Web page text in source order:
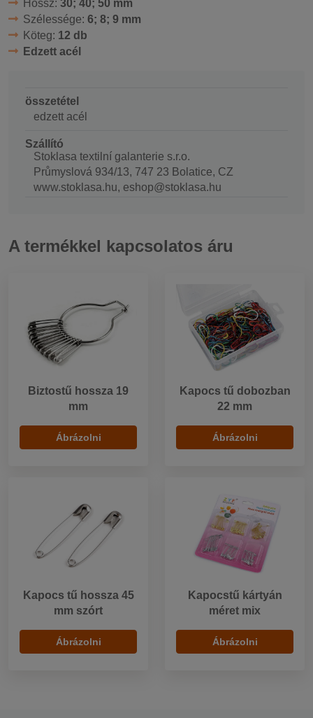
Hossz: 30; 40; 50 mm
Szélessége: 6; 8; 9 mm
Köteg: 12 db
Edzett acél
összetétel
edzett acél
Szállító
Stoklasa textilní galanterie s.r.o.
Průmyslová 934/13, 747 23 Bolatice, CZ
www.stoklasa.hu, eshop@stoklasa.hu
A termékkel kapcsolatos áru
Biztostű hossza 19
mm
Ábrázolni
Kapocs tű dobozban
22 mm
Ábrázolni
Kapocs tű hossza 45
mm szórt
Ábrázolni
Kapocstű kártyán
méret mix
Ábrázolni